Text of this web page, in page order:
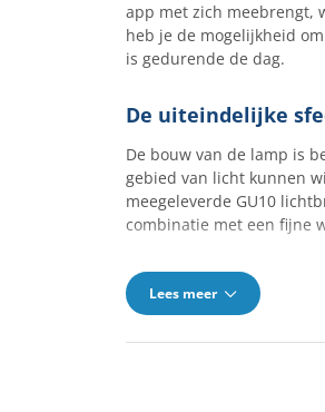
app met zich meebrengt,
heb je de mogelijkheid
is gedurende de dag.
De uiteindelijke
De bouw van de lamp is
gebied van licht kunnen
meegeleverde GU10
combinatie met een fijne
Lees meer